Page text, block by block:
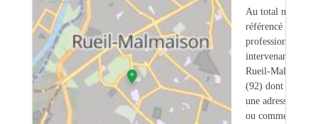
Au total nous
référencé
professionnels
intervenant sur
Rueil-Malmaison
(92) dont
une adresse légale
ou commerciale